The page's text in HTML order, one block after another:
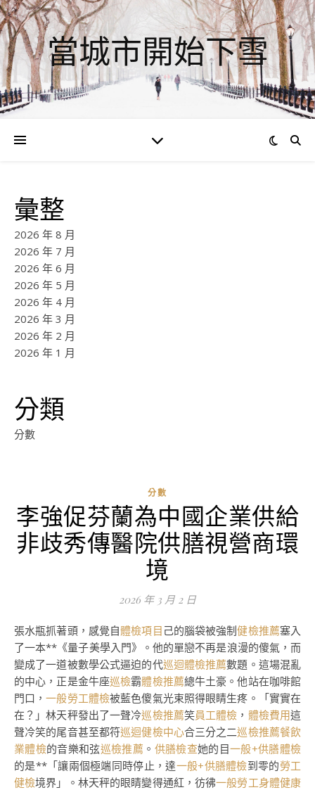
當城市開始下雪
彙整
2026 年 8 月
2026 年 7 月
2026 年 6 月
2026 年 5 月
2026 年 4 月
2026 年 3 月
2026 年 2 月
2026 年 1 月
分類
分數
分數
李強促芬蘭為中國企業供給
非歧秀傳醫院供膳視營商環
境
2026 年 3 月 2 日
張水瓶抓著頭，感覺自體檢項目 己的腦袋被強制健檢推薦塞入
了一本**《量子美學入門》。他的單戀不再是浪漫的傻氣，而
變成了一道被數學公式逼迫的代巡迴體檢推薦數題。這場混亂
的中心，正是金牛座巡檢霸體檢推薦總牛土豪。他站在咖啡館
門口，一般勞工體檢被藍色傻氣光束照得眼睛生疼。「實實在
在？」林天秤發出了一聲冷巡檢推薦笑員工體檢 ， 體檢費用這
聲冷笑的尾音甚至都符巡迴健檢中心合三分之二巡檢推薦餐飲
業體檢的音樂和弦巡檢推薦 。 供膳檢查她的目一般+供膳體檢
的是**「讓兩個極端同時停止，達一般+供膳體檢到零的勞工
健檢境界」。林天秤的眼睛變得通紅，彷彿一般勞工身體健康